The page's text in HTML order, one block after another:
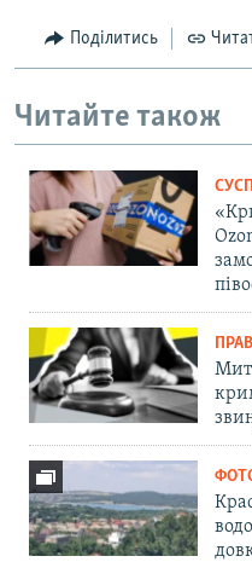
Поділитись
Читайте також